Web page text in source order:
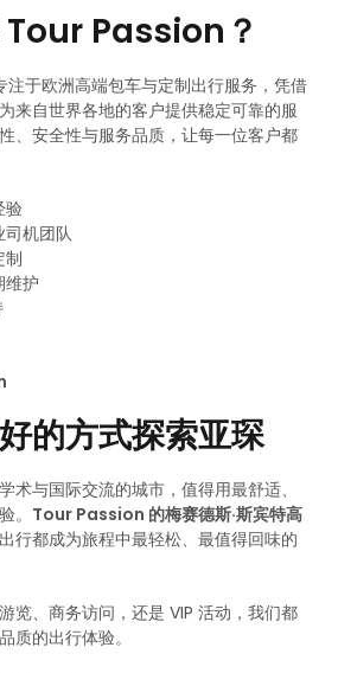
Tour Passion？
于欧洲高端包车与定制出行服务，凭借
来自世界各地的客户提供稳定可靠的服
、安全性与服务品质，让每一位客户都
验
司机团队
制
维护
的方式探索亚琛
术与国际交流的城市，值得用最舒适、
。 Tour Passion 的梅赛德斯·斯宾特高
行都成为旅程中最轻松、最值得回味的
览、商务访问，还是 VIP 活动，我们都
质的出行体验。